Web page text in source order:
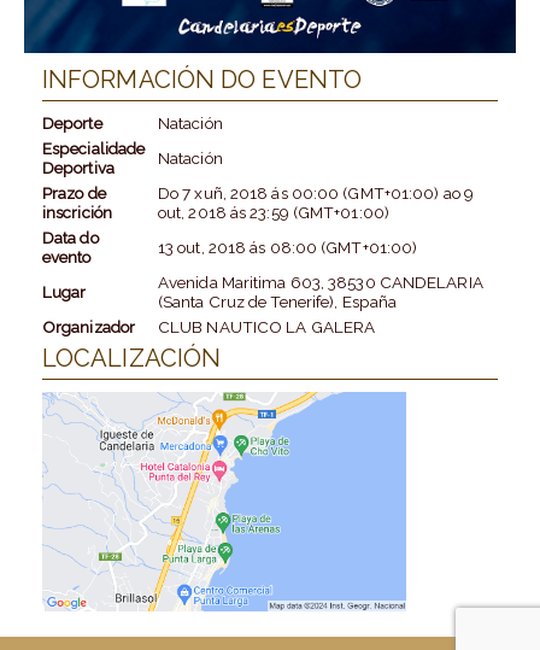
INFORMACIÓN DO EVENTO
Deporte
Natación
Especialidade
Deportiva
Natación
Prazo de
inscrición
Do7 xuñ, 2018 ás 00:00 (GMT+01:00) ao9
out, 2018 ás23:59 (GMT+01:00)
Data do
evento
13 out, 2018 ás 08:00 (GMT+01:00)
Lugar
Avenida Maritima 603, 38530 CANDELARIA
(Santa Cruz de Tenerife), España
Organizador
CLUB NAUTICO LA GALERA
LOCALIZACIÓN